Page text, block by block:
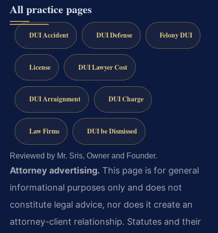
All practice pages
DUI Accident DUI Defense Felony DUI
License DUI Lawyer Cost
DUI Arraignment DUI Charge
Law Firms DUI be Dismissed
Reviewed by Mr. Sris, Owner and Founder.
Attorney advertising. This page is for general
informational purposes only and does not
constitute legal advice, nor does it create an
attorney-client relationship. Statutes and their